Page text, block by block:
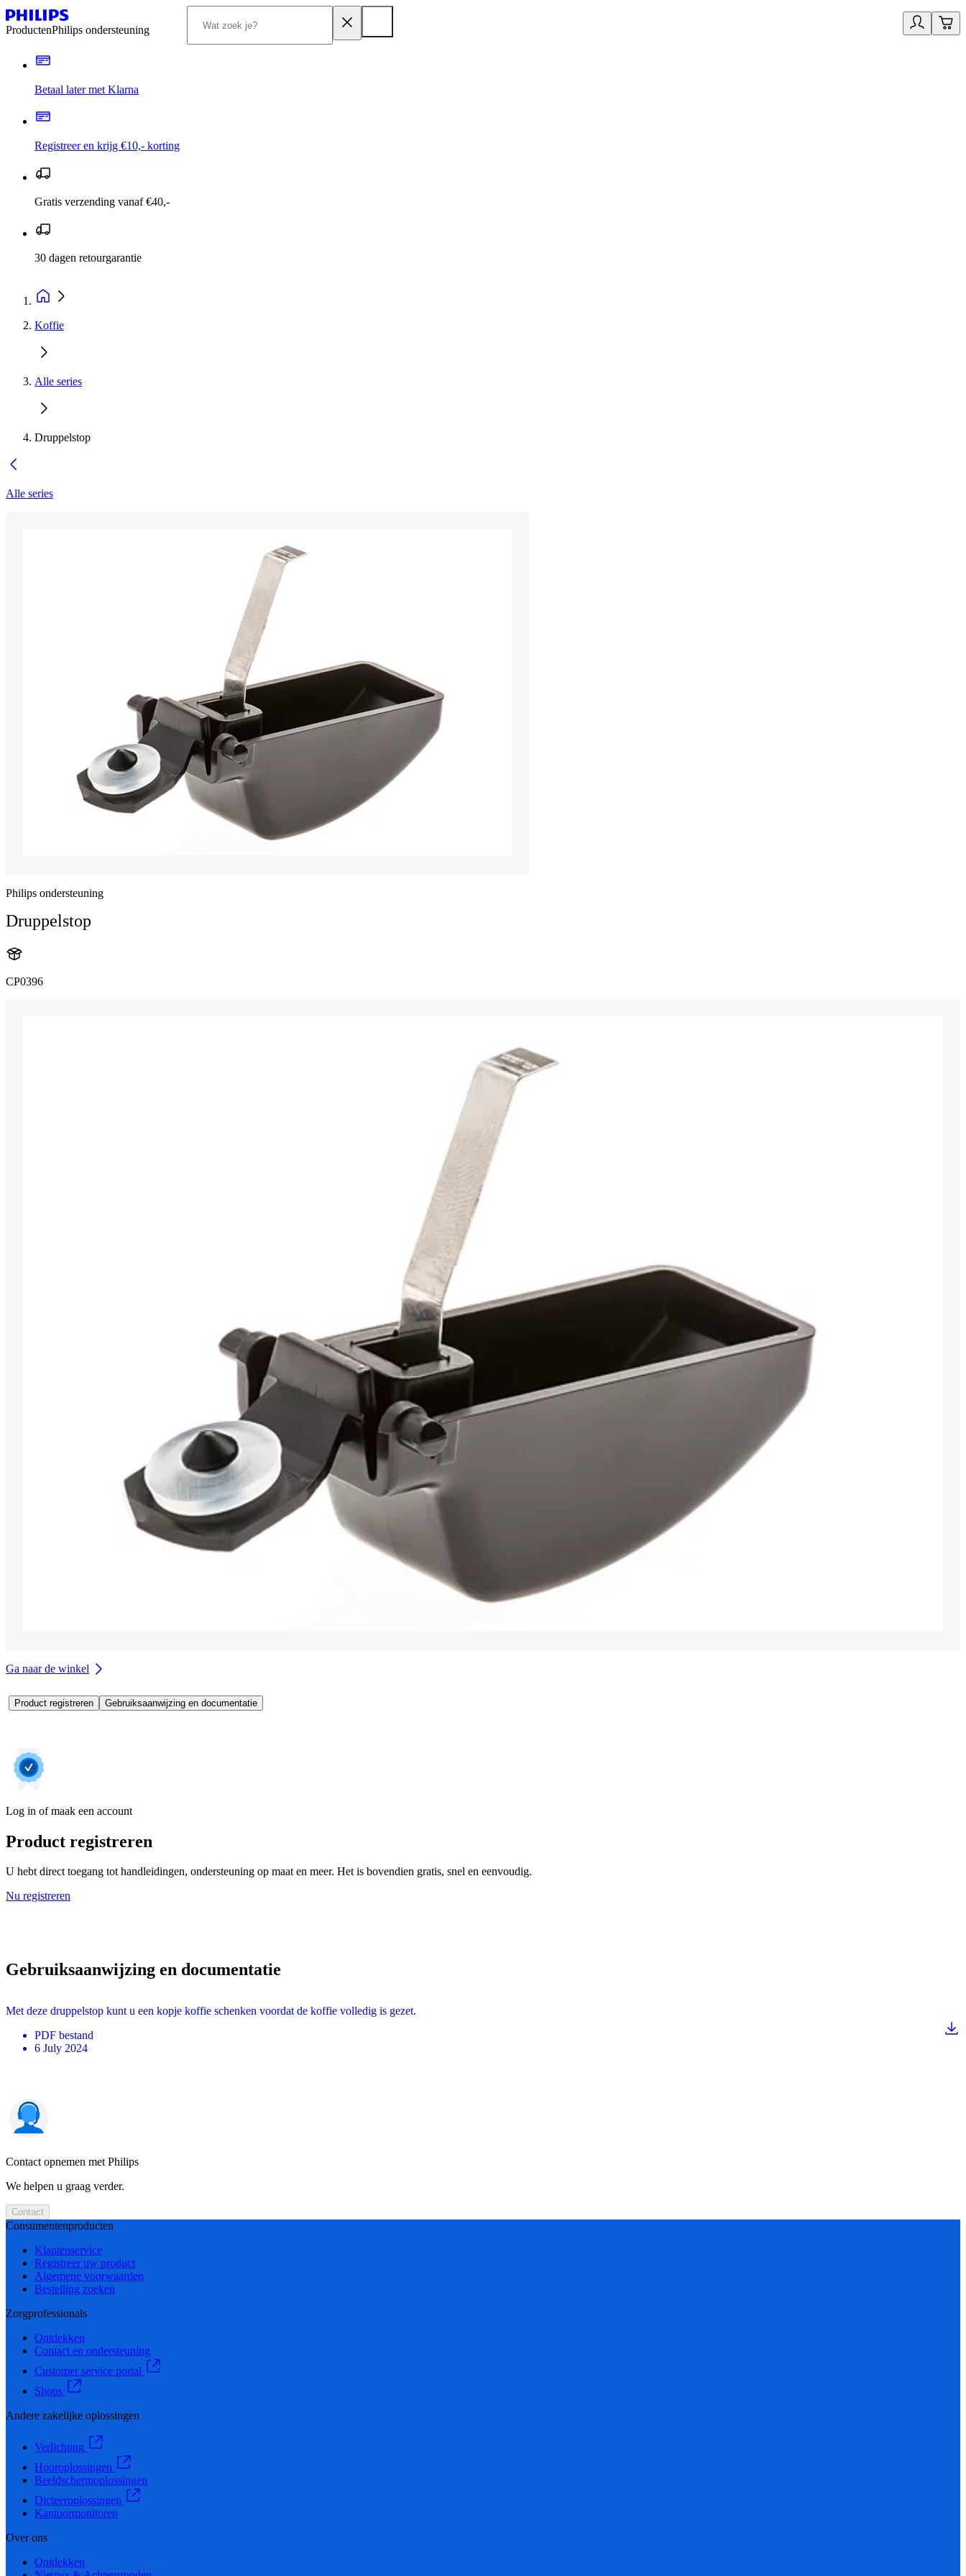
ProductenPhilips ondersteuning
Betaal later met Klarna
Registreer en krijg €10,- korting
Gratis verzending vanaf €40,-
30 dagen retourgarantie
Koffie
Alle series
Druppelstop
Alle series
Philips ondersteuning
Druppelstop
CP0396
Ga naar de winkel
Product registreren Gebruiksaanwijzing en documentatie
Log in of maak een account
Product registreren
U hebt direct toegang tot handleidingen, ondersteuning op maat en meer. Het is bovendien gratis, snel en eenvoudig.
Nu registreren
Gebruiksaanwijzing en documentatie
Met deze druppelstop kunt u een kopje koffie schenken voordat de koffie volledig is gezet.
PDF bestand
6 July 2024
Contact opnemen met Philips
We helpen u graag verder.
Contact
Consumentenproducten
Klantenservice
Registreer uw product
Algemene voorwaarden
Bestelling zoeken
Zorgprofessionals
Ontdekken
Contact en ondersteuning
Customer service portal
Shops
Andere zakelijke oplossingen
Verlichting
Hooroplossingen
Beeldschermoplossingen
Dicteeroplossingen
Kantoormonitoren
Over ons
Ontdekken